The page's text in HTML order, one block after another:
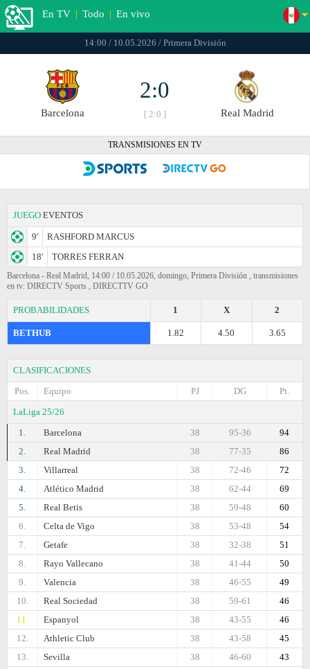
En TV | Todo | En vivo
14:00 / 10.05.2026 / Primera División
Barcelona
2:0
[ 2:0 ] Real Madrid
TRANSMISIONES EN TV
JUEGO EVENTOS
9'
RASHFORD MARCUS
18'
TORRES FERRAN
Barcelona - Real Madrid, 14:00 / 10.05.2026, domingo, Primera División , transmisiones
en tv: DIRECTV Sports , DIRECTTV GO
PROBABILIDADES 2
X
1
BETHUB 3.65
4.50
1.82
CLASIFICACIONES
Pos.
Equipo Pt.
DG
PJ
LaLiga 25/26
1.
Barcelona 94
95-36
38
2.
Real Madrid 86
77-35
38
3.
Villarreal 72
72-46
38
4.
Atlético Madrid 69
62-44
38
5.
Real Betis 60
59-48
38
6.
Celta de Vigo 54
53-48
38
7.
Getafe 51
32-38
38
8.
Rayo Vallecano 50
41-44
38
9.
Valencia 49
46-55
38
10.
Real Sociedad 46
59-61
38
11.
Espanyol 46
43-55
38
12.
Athletic Club 45
43-58
38
13.
Sevilla 43
46-60
38